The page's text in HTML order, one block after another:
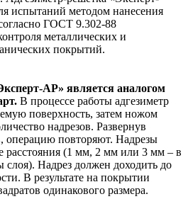
испытаний методом нанесения
ГОСТ 9.302-88
металлических и
покрытий.
АР» является аналогом
В процессе работы адгезиметр
поверхность, затем ножом
надрезов. Развернув
операцию повторяют. Надрезы
расстояния (1 мм, 2 мм или 3 мм – в
Надрез должен доходить до
В результате на покрытии
одинакового размера.